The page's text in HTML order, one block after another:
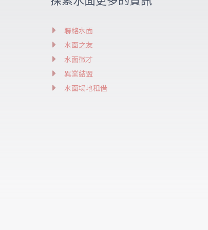
聯絡水面
水面之友
水面徵才
異業結盟
水面場地租借